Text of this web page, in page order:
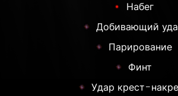
Набег
Добивающий
Парирование
Финт
Удар крест-